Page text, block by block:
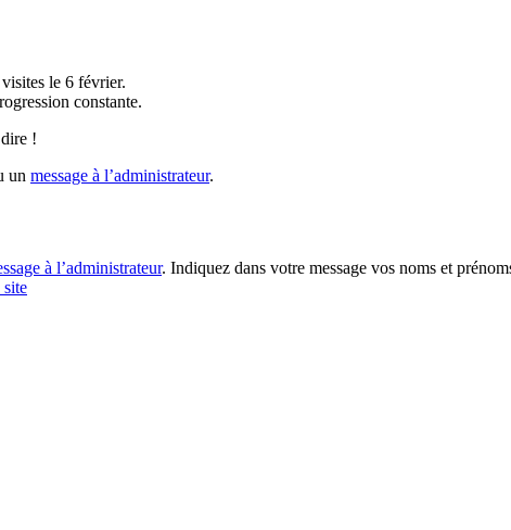
le 6 février.
constante.
!
un message à l’administrateur.
à l’administrateur. Indiquez dans votre message vos noms et
site